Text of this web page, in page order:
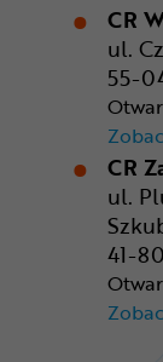
CR
ul.
55-
CR
ul.
41-